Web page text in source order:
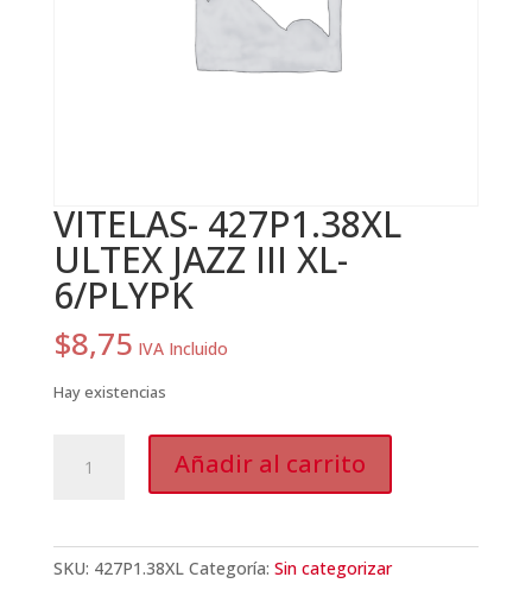
VITELAS- 427P1.38XL
ULTEX JAZZ III XL-
6/PLYPK
$8,75 IVA Incluido
Hay existencias
427P1.38XL
Añadir al carrito
SKU: 427P1.38XL Categoría: Sin categorizar